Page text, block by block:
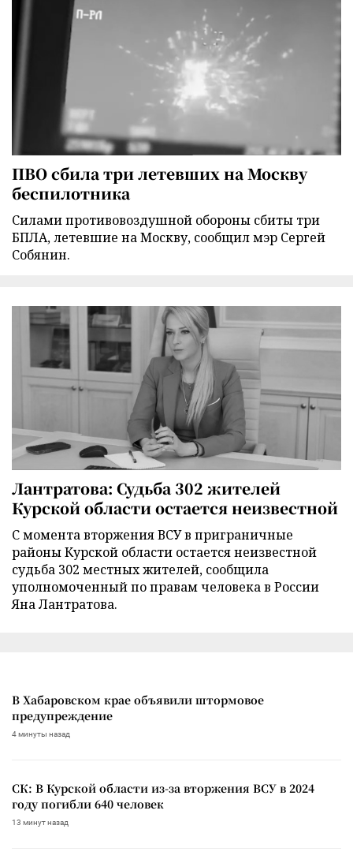
ПВО сбила три летевших на Москву
беспилотника
Силами противовоздушной обороны сбиты три
БПЛА, летевшие на Москву, сообщил мэр Сергей
Собянин.
Лантратова: Судьба 302 жителей
Курской области остается неизвестной
С момента вторжения ВСУ в приграничные
районы Курской области остается неизвестной
судьба 302 местных жителей, сообщила
уполномоченный по правам человека в России
Яна Лантратова.
В Хабаровском крае объявили штормовое
предупреждение
4 минуты назад
СК: В Курской области из-за вторжения ВСУ в 2024
году погибли 640 человек
13 минут назад